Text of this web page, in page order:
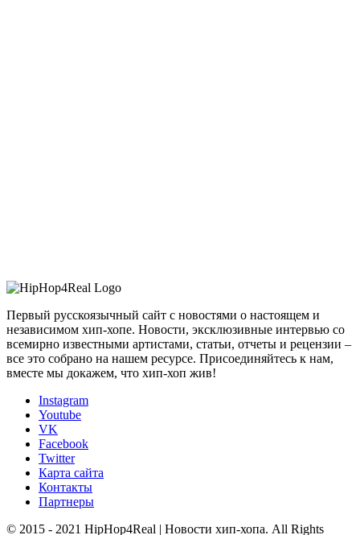
Первый русскоязычный сайт с новостями о настоящем и
независимом хип-хопе. Новости, эксклюзивные интервью со
всемирно известными артистами, статьи, отчеты и рецензии –
все это собрано на нашем ресурсе. Присоединяйтесь к нам,
вместе мы докажем, что хип-хоп жив!
Instagram
Youtube
VK
Facebook
Twitter
Карта сайта
Контакты
Партнеры
© 2015 - 2021 HipHop4Real | Новости хип-хопа. All Rights